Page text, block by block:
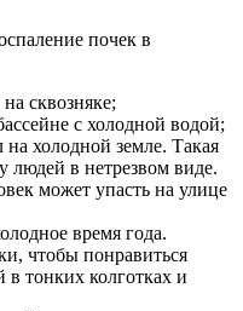
почек в
сквозняке;
с холодной водой;
на холодной земле. Такая
людей в нетрезвом виде.
может упасть на улице
время года.
чтобы понравиться
тонких колготках и